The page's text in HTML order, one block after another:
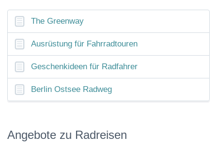
The Greenway
Ausrüstung für Fahrradtouren
Geschenkideen für Radfahrer
Berlin Ostsee Radweg
Angebote zu Radreisen